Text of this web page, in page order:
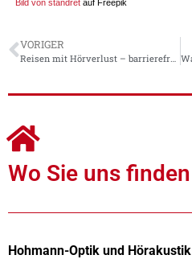
Bild von standretauf Freepik
VORIGER
Wo Sie uns finden
Hohmann-Optik und Hörakustik